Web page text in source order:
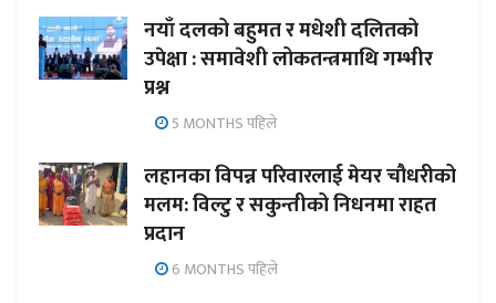
नयाँ दलको बहुमत र मधेशी दलितको
उपेक्षा : समावेशी लोकतन्त्रमाथि गम्भीर
प्रश्न
5 MONTHS पहिले
लहानका विपन्न परिवारलाई मेयर चौधरीको
मलम: विल्टु र सकुन्तीको निधनमा राहत
प्रदान
6 MONTHS पहिले